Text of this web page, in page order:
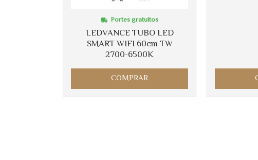
LEDVANCE TUBO LED
SMART WIFI 60cm TW
2700-6500K
Portes gratuitos
COMPRAR